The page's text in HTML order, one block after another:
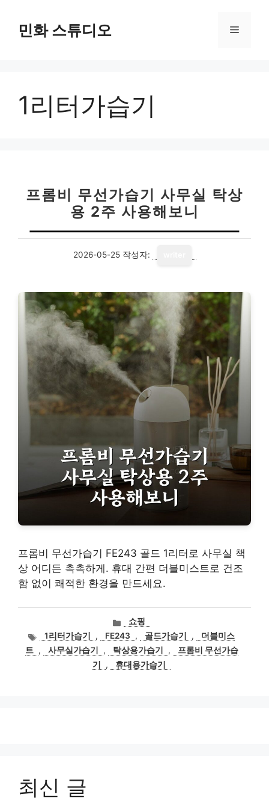
민화 스튜디오 메
1리터가습기
프롬비 무선가습기 사무실 탁상
용 2주 사용해보니
2026-05-25 작성자:
프롬비 무선가습기 FE243 골드 1리터로 사무실 책
상 어디든 촉촉하게. 휴대 간편 더블미스트로 건조
함 없이 쾌적한 환경을 만드세요.
카
테
고
리
쇼핑
태1리터가습기 , FE243 , 골드가습기 ,
더블미스
트 , 사무실가습기 , 탁상용가습기 ,
프롬비 무선가습
기
, 휴대용가습기
최신 글